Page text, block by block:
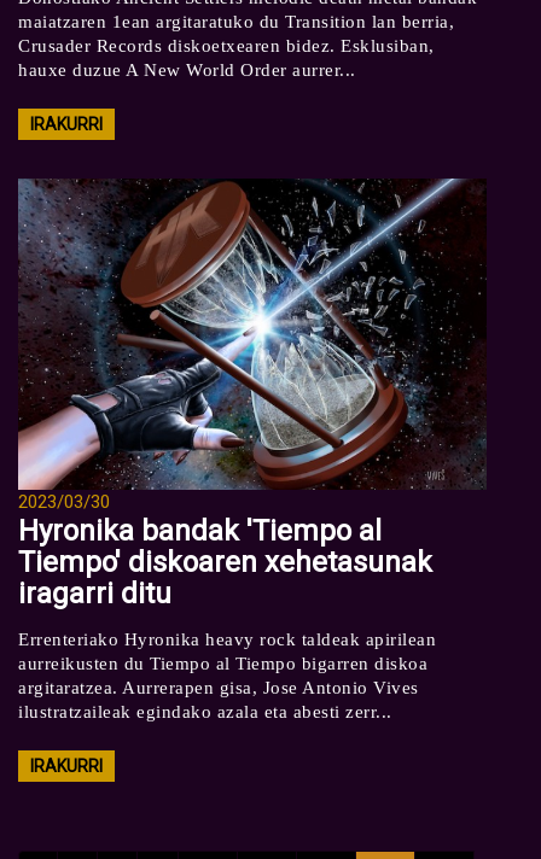
maiatzaren 1ean argitaratuko du Transition lan berria,
Crusader Records diskoetxearen bidez. Esklusiban,
hauxe duzue A New World Order aurrer...
IRAKURRI
2023/03/30
Hyronika bandak 'Tiempo al
Tiempo' diskoaren xehetasunak
iragarri ditu
Errenteriako Hyronika heavy rock taldeak apirilean
aurreikusten du Tiempo al Tiempo bigarren diskoa
argitaratzea. Aurrerapen gisa, Jose Antonio Vives
ilustratzaileak egindako azala eta abesti zerr...
IRAKURRI